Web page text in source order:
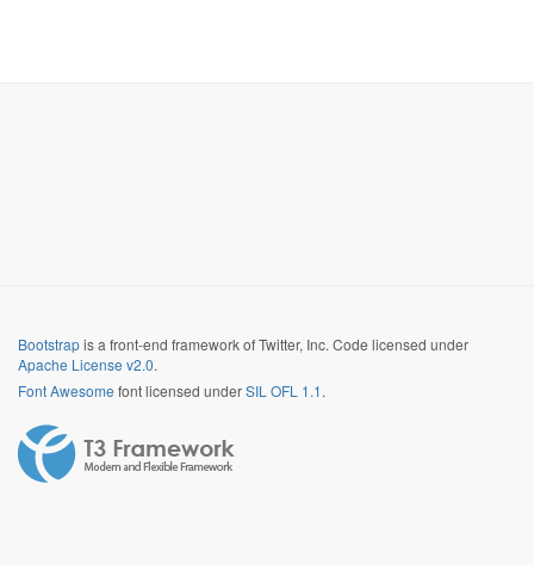
Bootstrapis a front-end framework of Twitter, Inc. Code licensed under
Apache License v2.0.
Font Awesome font licensed underSIL OFL 1.1.